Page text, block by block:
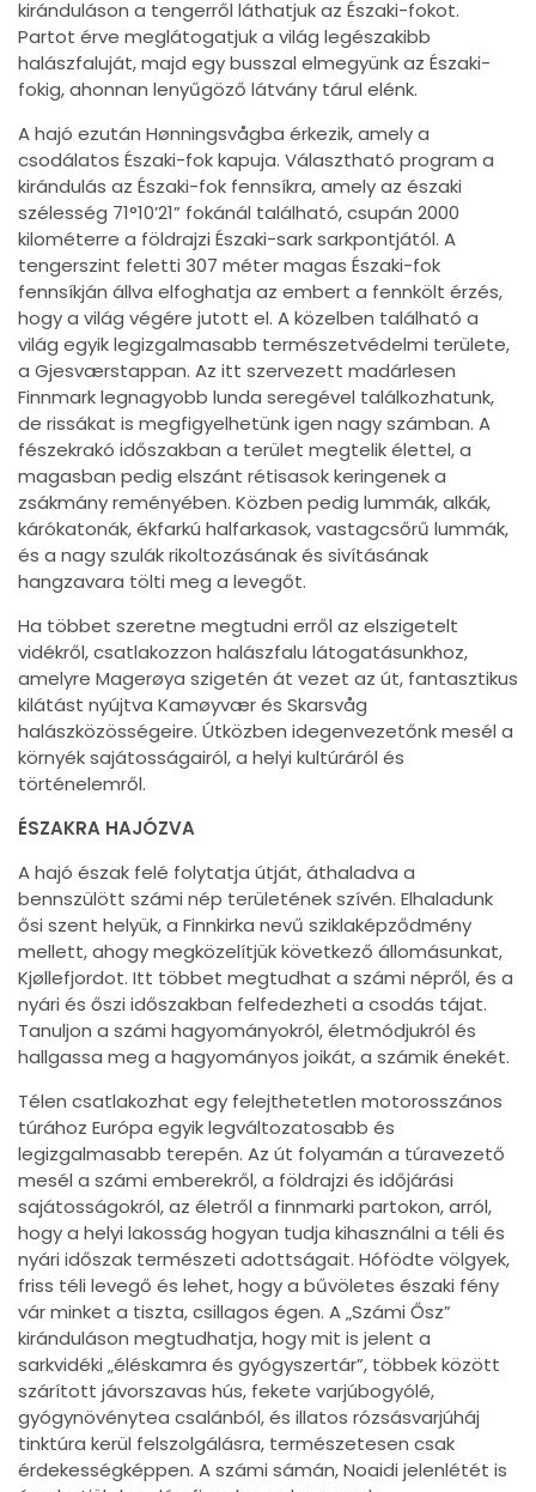
kiránduláson a tengerről láthatjuk az Északi-fokot.
Partot érve meglátogatjuk a világ legészakibb
halászfaluját, majd egy busszal elmegyünk az Északi-
fokig, ahonnan lenyűgöző látvány tárul elénk.
A hajó ezután Hønningsvågba érkezik, amely a
csodálatos Északi-fok kapuja. Választható program a
kirándulás az Északi-fok fennsíkra, amely az északi
szélesség 71°10’21” fokánál található, csupán 2000
kilométerre a földrajzi Északi-sark sarkpontjától. A
tengerszint feletti 307 méter magas Északi-fok
fennsíkján állva elfoghatja az embert a fennkölt érzés,
hogy a világ végére jutott el. A közelben található a
világ egyik legizgalmasabb természetvédelmi területe,
a Gjesværstappan. Az itt szervezett madárlesen
Finnmark legnagyobb lunda seregével találkozhatunk,
de rissákat is megfigyelhetünk igen nagy számban. A
fészekrakó időszakban a terület megtelik élettel, a
magasban pedig elszánt rétisasok keringenek a
zsákmány reményében. Közben pedig lummák, alkák,
kárókatonák, ékfarkú halfarkasok, vastagcsőrű lummák,
és a nagy szulák rikoltozásának és sivításának
hangzavara tölti meg a levegőt.
Ha többet szeretne megtudni erről az elszigetelt
vidékről, csatlakozzon halászfalu látogatásunkhoz,
amelyre Magerøya szigetén át vezet az út, fantasztikus
kilátást nyújtva Kamøyvær és Skarsvåg
halászközösségeire. Útközben idegenvezetőnk mesél a
környék sajátosságairól, a helyi kultúráról és
történelemről.
ÉSZAKRA HAJÓZVA
A hajó észak felé folytatja útját, áthaladva a
bennszülött számi nép területének szívén. Elhaladunk
ősi szent helyük, a Finnkirka nevű sziklaképződmény
mellett, ahogy megközelítjük következő állomásunkat,
Kjøllefjordot. Itt többet megtudhat a számi népről, és a
nyári és őszi időszakban felfedezheti a csodás tájat.
Tanuljon a számi hagyományokról, életmódjukról és
hallgassa meg a hagyományos joikát, a számik énekét.
Télen csatlakozhat egy felejthetetlen motorosszános
túrához Európa egyik legváltozatosabb és
legizgalmasabb terepén. Az út folyamán a túravezető
mesél a számi emberekről, a földrajzi és időjárási
sajátosságokról, az életről a finnmarki partokon, arról,
hogy a helyi lakosság hogyan tudja kihasználni a téli és
nyári időszak természeti adottságait. Hófödte völgyek,
friss téli levegő és lehet, hogy a bűvöletes északi fény
vár minket a tiszta, csillagos égen. A „Számi Ősz”
kiránduláson megtudhatja, hogy mit is jelent a
sarkvidéki „éléskamra és gyógyszertár”, többek között
szárított jávorszavas hús, fekete varjúbogyólé,
gyógynövénytea csalánból, és illatos rózsásvarjúháj
tinktúra kerül felszolgálásra, természetesen csak
érdekességképpen. A számi sámán, Noaidi jelenlétét is